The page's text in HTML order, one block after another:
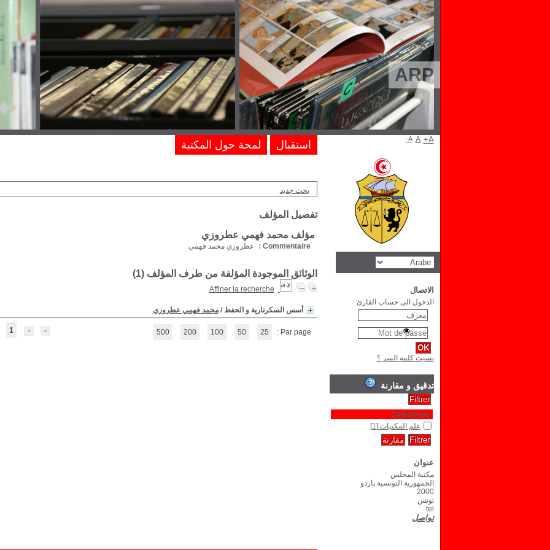
ARP
بحث جديد
تفصيل المؤلف
مؤلف محمد فهمي عطروزي
Commentaire : عطروزي محمد فهمي
الوثائق الموجودة المؤلفة من طرف المؤلف (1
)
Affiner la recherche
أسس السكرتارية و الحفظ /محمد فهمي عطروزي
1 Par page :
25
50
100
200
500
استقبال لمحة حول المكتبة A- A A+
الاتصال
الدخول الى حساب القارئ
نسيت كلمة السر ؟
تدقيق و مقارنة
Catégories
علم المكتبات [1]
عنوان
مكتبة المجلس
الجمهورية التونسية باردو
2000
تونس
tel
تواصل